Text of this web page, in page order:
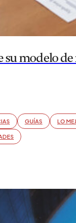
su modelo
GUÍAS LO